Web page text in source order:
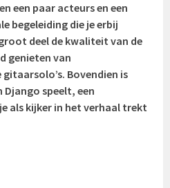
een paar acteurs en een
begeleiding die je erbij
deel de kwaliteit van de
genieten van
Bovendien is
Django speelt, een
als kijker in het verhaal trekt